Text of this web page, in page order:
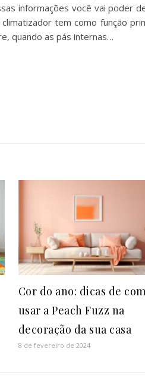
informações você vai poder
tem como função
quando as pás internas…
Cor do ano: dicas de
usar a Peach Fuzz na
decoração da sua casa
8 de fevereiro de 2024